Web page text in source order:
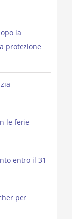
la
protezione
le ferie
entro il 31
per